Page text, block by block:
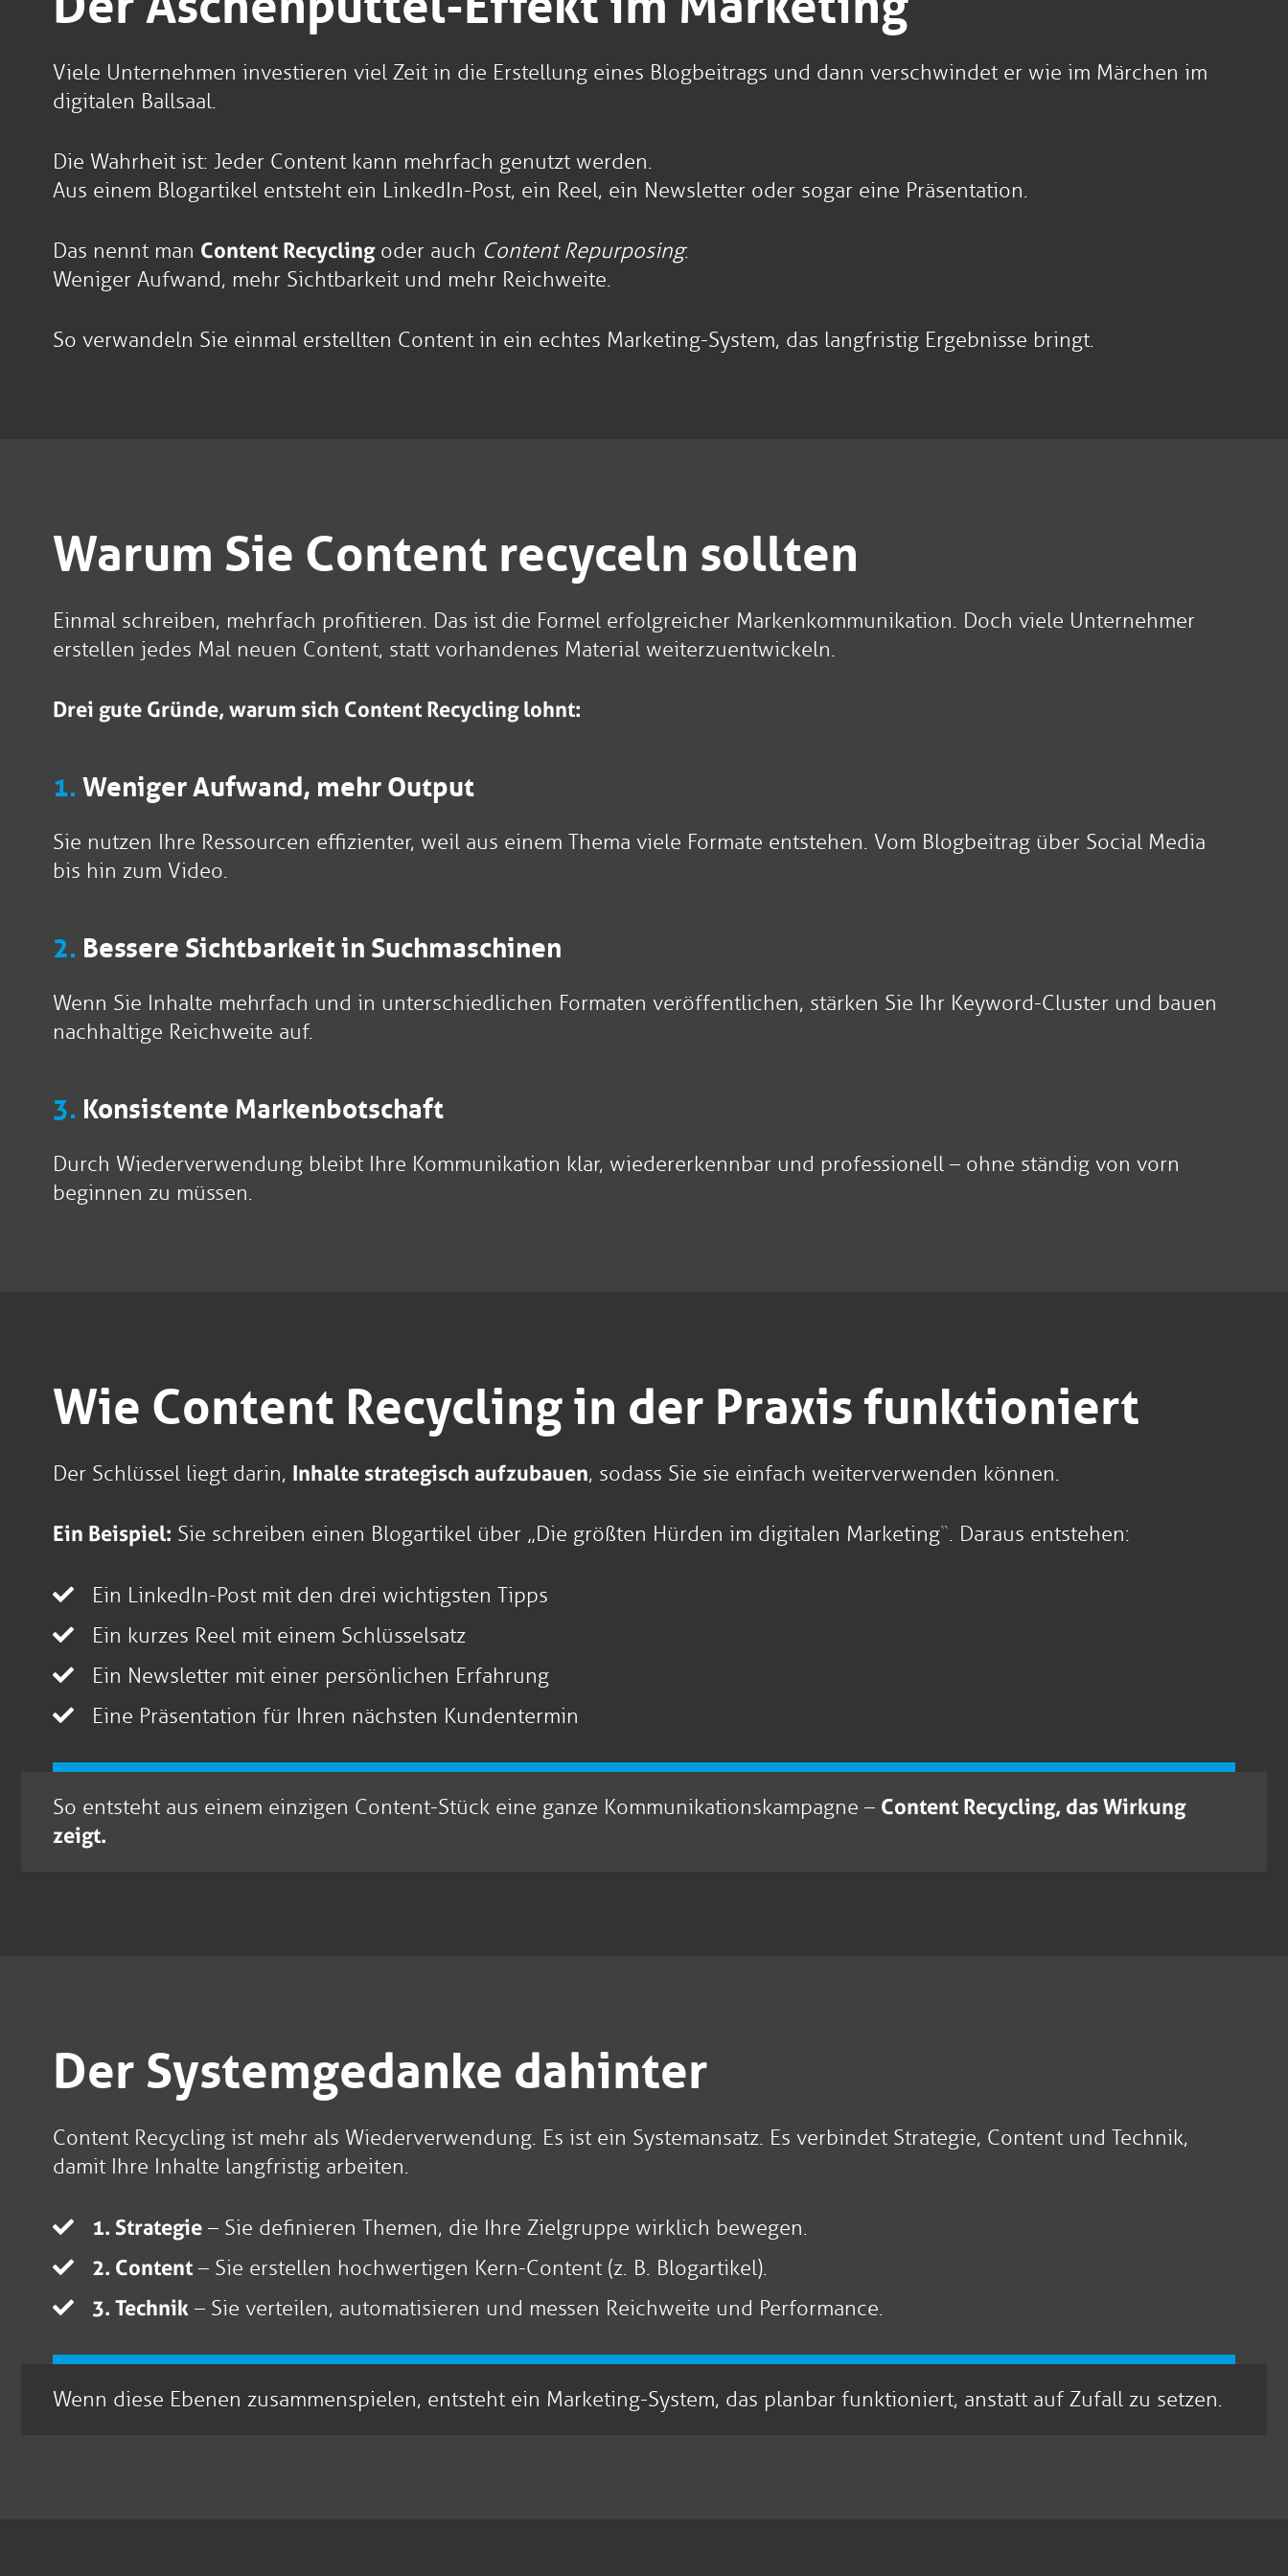
Viele Unternehmen investieren viel Zeit in die Erstellung eines Blogbeitrags und dann verschwindet er wie im Märchen im
digitalen Ballsaal.
Die Wahrheit ist: Jeder Content kann mehrfach genutzt werden.
Aus einem Blogartikel entsteht ein LinkedIn-Post, ein Reel, ein Newsletter oder sogar eine Präsentation.
Das nennt man Content Recyclingoder auch Content Repurposing:
Weniger Aufwand, mehr Sichtbarkeit und mehr Reichweite.
So verwandeln Sie einmal erstellten Content in ein echtes Marketing-System, das langfristig Ergebnisse bringt.
Warum Sie Content recyceln sollten
Einmal schreiben, mehrfach profitieren. Das ist die Formel erfolgreicher Markenkommunikation. Doch viele Unternehmer
erstellen jedes Mal neuen Content, statt vorhandenes Material weiterzuentwickeln.
Drei gute Gründe, warum sich Content Recycling lohnt:
1.Weniger Aufwand, mehr Output
Sie nutzen Ihre Ressourcen effizienter, weil aus einem Thema viele Formate entstehen. Vom Blogbeitrag über Social Media
bis hin zum Video.
2. Bessere Sichtbarkeit in Suchmaschinen
Wenn Sie Inhalte mehrfach und in unterschiedlichen Formaten veröffentlichen, stärken Sie Ihr Keyword-Cluster und bauen
nachhaltige Reichweite auf.
3. Konsistente Markenbotschaft
Durch Wiederverwendung bleibt Ihre Kommunikation klar, wiedererkennbar und professionell – ohne ständig von vorn
beginnen zu müssen.
Wie Content Recycling in der Praxis funktioniert
Der Schlüssel liegt darin, Inhalte strategisch aufzubauen, sodass Sie sie einfach weiterverwenden können.
Ein Beispiel: Sie schreiben einen Blogartikel über „Die größten Hürden im digitalen Marketing“. Daraus entstehen:
Ein LinkedIn-Post mit den drei wichtigsten Tipps
Ein kurzes Reel mit einem Schlüsselsatz
Ein Newsletter mit einer persönlichen Erfahrung
Eine Präsentation für Ihren nächsten Kundentermin
So entsteht aus einem einzigen Content-Stück eine ganze Kommunikationskampagne – Content Recycling, das Wirkung
zeigt.
Der Systemgedanke dahinter
Content Recycling ist mehr als Wiederverwendung. Es ist ein Systemansatz. Es verbindet Strategie, Content und Technik,
damit Ihre Inhalte langfristig arbeiten.
1. Strategie – Sie definieren Themen, die Ihre Zielgruppe wirklich bewegen.
2. Content – Sie erstellen hochwertigen Kern-Content (z. B. Blogartikel).
3. Technik – Sie verteilen, automatisieren und messen Reichweite und Performance.
Wenn diese Ebenen zusammenspielen, entsteht ein Marketing-System, das planbar funktioniert, anstatt auf Zufall zu setzen.